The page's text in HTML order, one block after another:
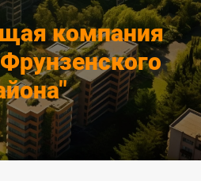
компания